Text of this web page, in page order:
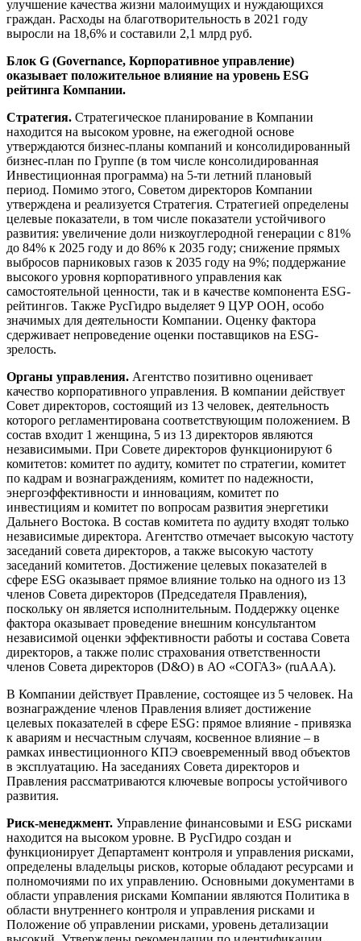
улучшение качества жизни малоимущих и нуждающихся
граждан. Расходы на благотворительность в 2021 году
выросли на 18,6% и составили 2,1 млрд руб.
Блок G (Governance, Корпоративное управление)
оказывает положительное влияние на уровень ESG
рейтинга Компании.
Стратегия. Стратегическое планирование в Компании
находится на высоком уровне, на ежегодной основе
утверждаются бизнес-планы компаний и консолидированный
бизнес-план по Группе (в том числе консолидированная
Инвестиционная программа) на 5-ти летний плановый
период. Помимо этого, Советом директоров Компании
утверждена и реализуется Стратегия. Стратегией определены
целевые показатели, в том числе показатели устойчивого
развития: увеличение доли низкоуглеродной генерации с 81%
до 84% к 2025 году и до 86% к 2035 году; снижение прямых
выбросов парниковых газов к 2035 году на 9%; поддержание
высокого уровня корпоративного управления как
самостоятельной ценности, так и в качестве компонента ESG-
рейтингов. Также РусГидро выделяет 9 ЦУР ООН, особо
значимых для деятельности Компании. Оценку фактора
сдерживает непроведение оценки поставщиков на ESG-
зрелость.
Органы управления. Агентство позитивно оценивает
качество корпоративного управления. В компании действует
Совет директоров, состоящий из 13 человек, деятельность
которого регламентирована соответствующим положением. В
состав входит 1 женщина, 5 из 13 директоров являются
независимыми. При Совете директоров функционируют 6
комитетов: комитет по аудиту, комитет по стратегии, комитет
по кадрам и вознаграждениям, комитет по надежности,
энергоэффективности и инновациям, комитет по
инвестициям и комитет по вопросам развития энергетики
Дальнего Востока. В состав комитета по аудиту входят только
независимые директора. Агентство отмечает высокую частоту
заседаний совета директоров, а также высокую частоту
заседаний комитетов. Достижение целевых показателей в
сфере ESG оказывает прямое влияние только на одного из 13
членов Совета директоров (Председателя Правления),
поскольку он является исполнительным. Поддержку оценке
фактора оказывает проведение внешним консультантом
независимой оценки эффективности работы и состава Совета
директоров, а также полис страхования ответственности
членов Совета директоров (D&O) в АО «СОГАЗ» (ruAAA).
В Компании действует Правление, состоящее из 5 человек. На
вознаграждение членов Правления влияет достижение
целевых показателей в сфере ESG: прямое влияние - привязка
к авариям и несчастным случаям, косвенное влияние – в
рамках инвестиционного КПЭ своевременный ввод объектов
в эксплуатацию. На заседаниях Совета директоров и
Правления рассматриваются ключевые вопросы устойчивого
развития.
Риск-менеджмент. Управление финансовыми и ESG рисками
находится на высоком уровне. В РусГидро создан и
функционирует Департамент контроля и управления рисками,
определены владельцы рисков, которые обладают ресурсами и
полномочиями по их управлению. Основными документами в
области управления рисками Компании являются Политика в
области внутреннего контроля и управления рисками и
Положение об управлении рисками, уровень детализации